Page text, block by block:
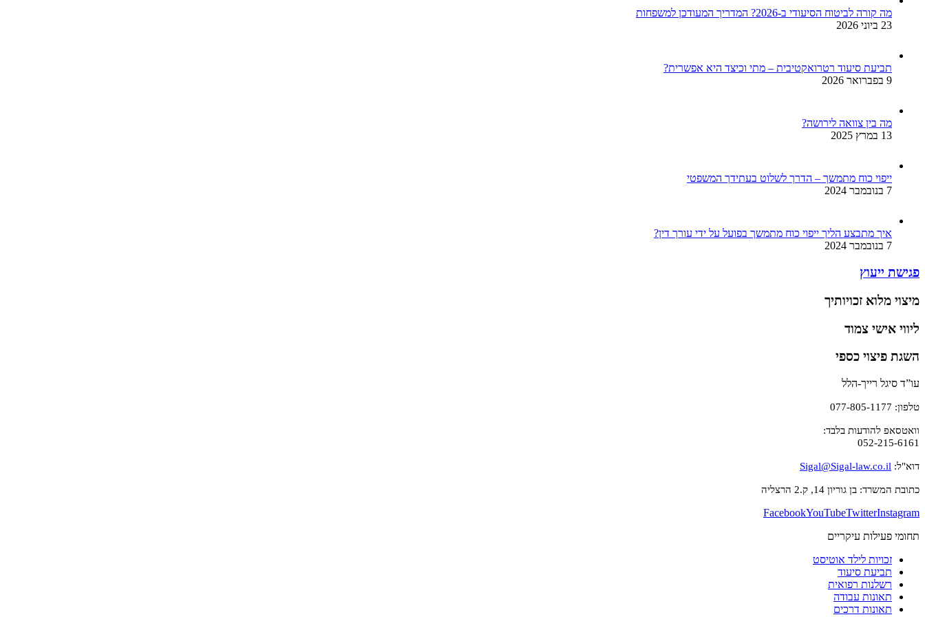
מה קורה לביטוח הסיעודי ב-2026? המדריך המעודכן למשפחות
23 ביוני 2026
תביעת סיעוד רטרואקטיבית – מתי וכיצד היא אפשרית?
9 בפברואר 2026
מה בין צוואה לירושה?
13 במרץ 2025
ייפוי כוח מתמשך – הדרך לשלוט בעתידך המשפטי
7 בנובמבר 2024
איך מתבצע הליך ייפוי כוח מתמשך בפועל על ידי עורך דין?
7 בנובמבר 2024
פגישת ייעוץ
מיצוי מלוא זכויותיך
ליווי אישי צמוד
השגת פיצוי כספי
עו”ד סיגל רייך-הלל
טלפון: 077-805-1177
וואטסאפ להודעות בלבד:
052-215-6161
דוא"ל: Sigal@Sigal-law.co.il
כתובת המשרד: בן גוריון 14, ק.2 הרצליה
FacebookYouTubeTwitterInstagram
תחומי פעילות עיקריים
זכויות לילד אוטיסט
תביעת סיעוד
רשלנות רפואית
תאונות עבודה
תאונות דרכים